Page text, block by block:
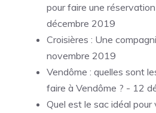
pour faire une réservation
décembre 2019
Croisières : Une
novembre 2019
Vendôme : quelles sont
faire à Vendôme ? - 12
Quel est le sac idéal pour